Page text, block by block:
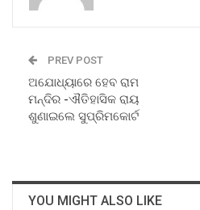
PREV POST
ଅଯୋଧ୍ୟାରେ ହେବ ରାମ
ମନ୍ଦିର -ଐତିହାସିକ ରାୟ
ଶୁଣାଇଲେ ସୁପ୍ରିମକୋର୍ଟ
YOU MIGHT ALSO LIKE